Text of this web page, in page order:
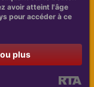
avoir atteint l'âge
pour accéder à ce
plus